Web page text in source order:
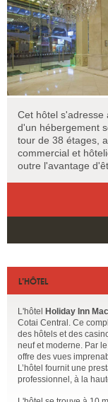
Cet hôtel s'adresse
d'un hébergement
tour de 38 étages,
commercial et
outre l'avantage
L’HÔTEL
L'hôtel Holiday Inn
Cotai Central. Ce
des hôtels et des
neuf et moderne. Par
offre des vues
L’hôtel fournit une
professionnel, à la